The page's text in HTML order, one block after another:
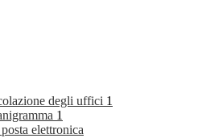
degli uffici 1
1
elettronica